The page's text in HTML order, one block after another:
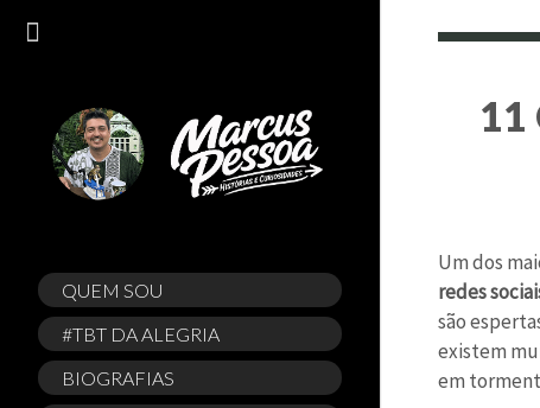
QUEM SOU
#TBT DA ALEGRIA
BIOGRAFIAS
11
Um dos
redes
são
existem
em